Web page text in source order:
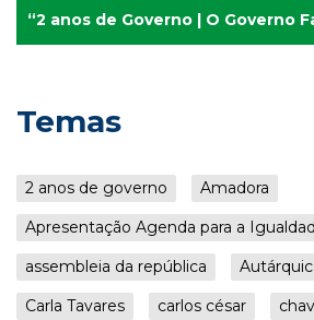
“2 anos de Governo | O Governo
Temas
2 anos de governo
Amadora
Apresentação Agenda para a
assembleia da república
Carla Tavares
carlos césar